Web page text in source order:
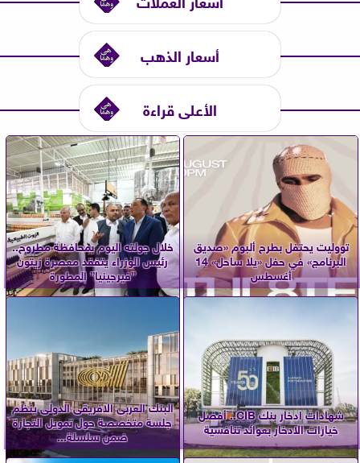
أسعار الذهب
الأعلى قراءة
تووليت يحتفل بطرح ألبوم «صديق
البرنامج» في حفل «يلا ساحل» 14
أغسطس
خلال جولته اليوم بمحافظة مطروح..
رئيس الوزراء يتفقد معصرة زيتون
”فيرجينيا” المطورة
شهادات ادخار بنك CIB.. أفضل
خيارات الادخار بعوائد تنافسية
البنك العربى الافريقى الدولى ينظم
جلسة متخصصة حول تمويل التجارة
ضمن سلسلة...